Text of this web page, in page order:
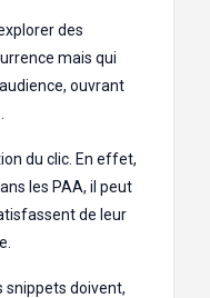
des
mais qui
ouvrant
du clic. En effet,
les PAA, il peut
de leur
snippets doivent,